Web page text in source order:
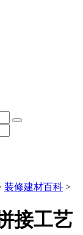
装修建材百科 >
接工艺